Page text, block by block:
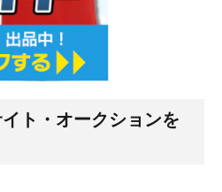
ト・オークションを